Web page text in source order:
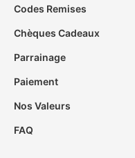
Codes Remises
Chèques Cadeaux
Parrainage
Paiement
Nos Valeurs
FAQ